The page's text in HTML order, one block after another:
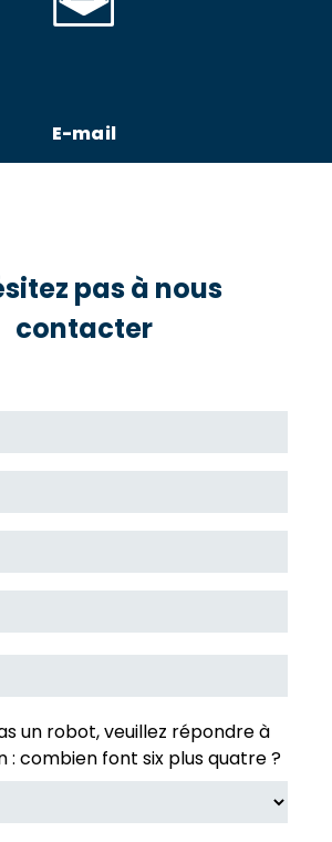
E-mail
pas à nous
contacter
un robot, veuillez répondre à
: combien font six plus quatre ?